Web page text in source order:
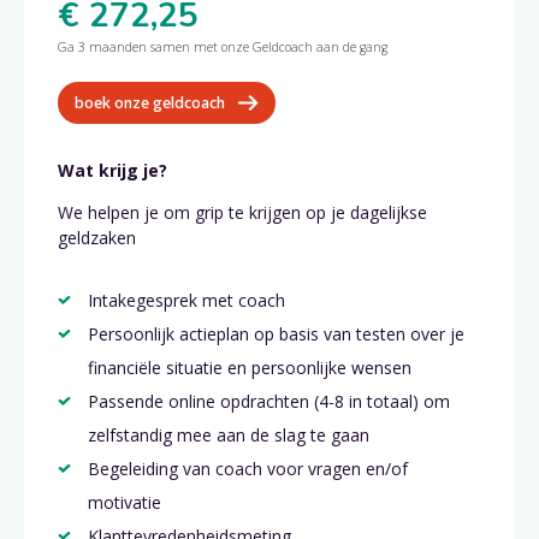
€ 272,25
Ga 3 maanden samen met onze Geldcoach aan de gang
boek onze geldcoach
Wat krijg je?
We helpen je om grip te krijgen op je dagelijkse
geldzaken
Intakegesprek met coach
Persoonlijk actieplan op basis van testen over je
financiële situatie en persoonlijke wensen
Passende online opdrachten (4-8 in totaal) om
zelfstandig mee aan de slag te gaan
Begeleiding van coach voor vragen en/of
motivatie